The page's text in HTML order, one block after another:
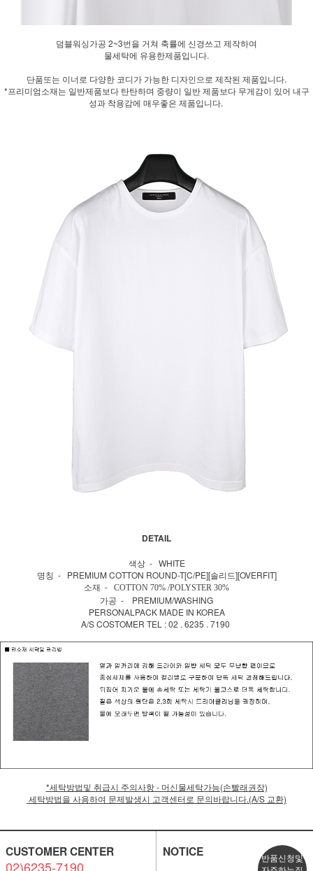
덤블워싱가공 2~3번을 거쳐 축률에 신경쓰고 제작하여
물세탁에 유용한제품입니다.
단품또는 이너로 다양한 코디가 가능한 디자인으로 제작된 제품입니다.
*프리미엄소재는 일반제품보다 탄탄하며 중량이 일반 제품보다 무게감이 있어 내구
성과 착용감에 매우좋은 제품입니다.
DETAIL
색상 - WHITE
명칭 - PREMIUM COTTON ROUND-T[C/PE][솔리드][OVERFIT]
소재 -
COTTON 70% /POLYSTER 30%
가공 - PREMIUM/WASHING
PERSONALPACK MADE IN KOREA
A/S COSTOMER TEL : 02 . 6235 . 7190
*세탁방법및 취급시 주의사항 - 머신물세탁가능(손빨래권장)
세탁방법을 사용하여 문제발생시 고객센터로 문의바랍니다.(A/S 교환)
CUSTOMER CENTER
02)6235-7190
NOTICE
반품신청및